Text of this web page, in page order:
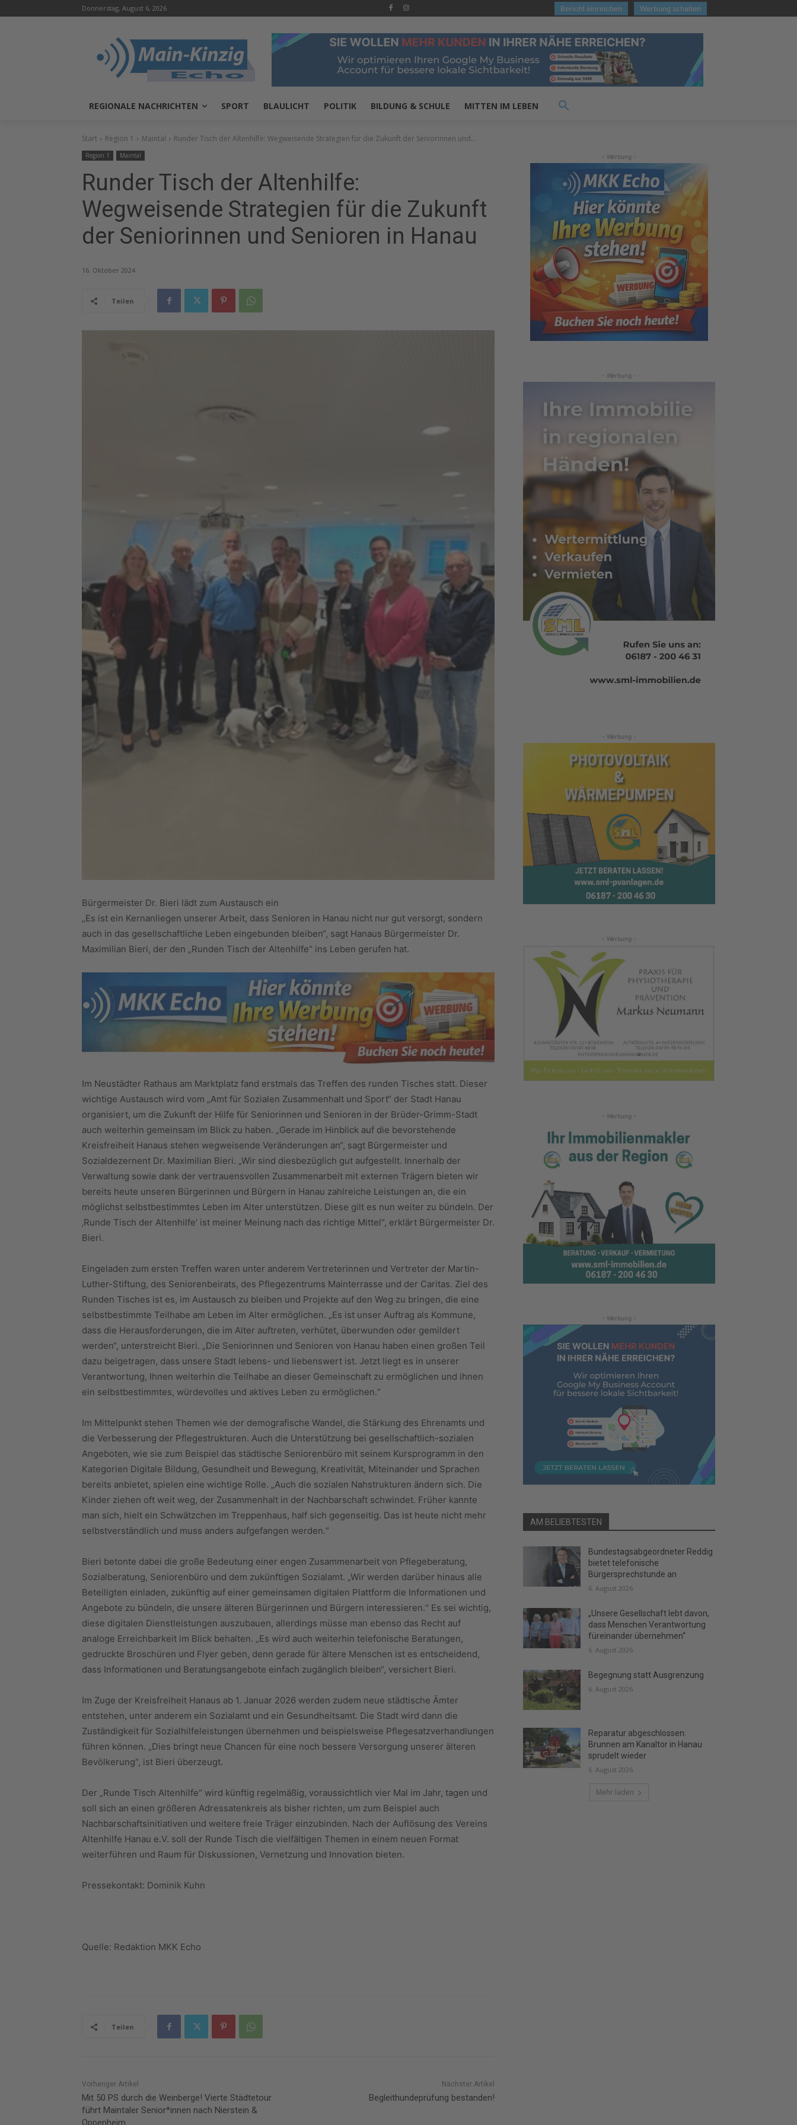
Donnerstag, August 6, 2026 Bericht einreichen Werbung schalten
REGIONALE NACHRICHTEN SPORT BLAULICHT POLITIK BILDUNG & SCHULE MITTEN IM LEBEN
Start Region 1 Maintal Runder Tisch der Altenhilfe: Wegweisende Strategien für die Zukunft der Seniorinnen und...
Region 1 Maintal
Runder Tisch der Altenhilfe:
Wegweisende Strategien für die Zukunft
der Seniorinnen und Senioren in Hanau
16. Oktober 2024
Teilen
Bürgermeister Dr. Bieri lädt zum Austausch ein
„Es ist ein Kernanliegen unserer Arbeit, dass Senioren in Hanau nicht nur gut versorgt, sondern
auch in das gesellschaftliche Leben eingebunden bleiben“, sagt Hanaus Bürgermeister Dr.
Maximilian Bieri, der den „Runden Tisch der Altenhilfe“ ins Leben gerufen hat.
Im Neustädter Rathaus am Marktplatz fand erstmals das Treffen des runden Tisches statt. Dieser
wichtige Austausch wird vom „Amt für Sozialen Zusammenhalt und Sport“ der Stadt Hanau
organisiert, um die Zukunft der Hilfe für Seniorinnen und Senioren in der Brüder-Grimm-Stadt
auch weiterhin gemeinsam im Blick zu haben. „Gerade im Hinblick auf die bevorstehende
Kreisfreiheit Hanaus stehen wegweisende Veränderungen an“, sagt Bürgermeister und
Sozialdezernent Dr. Maximilian Bieri. „Wir sind diesbezüglich gut aufgestellt. Innerhalb der
Verwaltung sowie dank der vertrauensvollen Zusammenarbeit mit externen Trägern bieten wir
bereits heute unseren Bürgerinnen und Bürgern in Hanau zahlreiche Leistungen an, die ein
möglichst selbstbestimmtes Leben im Alter unterstützen. Diese gilt es nun weiter zu bündeln. Der
‚Runde Tisch der Altenhilfe‘ ist meiner Meinung nach das richtige Mittel“, erklärt Bürgermeister Dr.
Bieri.
Eingeladen zum ersten Treffen waren unter anderem Vertreterinnen und Vertreter der Martin-
Luther-Stiftung, des Seniorenbeirats, des Pflegezentrums Mainterrasse und der Caritas. Ziel des
Runden Tisches ist es, im Austausch zu bleiben und Projekte auf den Weg zu bringen, die eine
selbstbestimmte Teilhabe am Leben im Alter ermöglichen. „Es ist unser Auftrag als Kommune,
dass die Herausforderungen, die im Alter auftreten, verhütet, überwunden oder gemildert
werden“, unterstreicht Bieri. „Die Seniorinnen und Senioren von Hanau haben einen großen Teil
dazu beigetragen, dass unsere Stadt lebens- und liebenswert ist. Jetzt liegt es in unserer
Verantwortung, Ihnen weiterhin die Teilhabe an dieser Gemeinschaft zu ermöglichen und ihnen
ein selbstbestimmtes, würdevolles und aktives Leben zu ermöglichen.“
Im Mittelpunkt stehen Themen wie der demografische Wandel, die Stärkung des Ehrenamts und
die Verbesserung der Pflegestrukturen. Auch die Unterstützung bei gesellschaftlich-sozialen
Angeboten, wie sie zum Beispiel das städtische Seniorenbüro mit seinem Kursprogramm in den
Kategorien Digitale Bildung, Gesundheit und Bewegung, Kreativität, Miteinander und Sprachen
bereits anbietet, spielen eine wichtige Rolle. „Auch die sozialen Nahstrukturen ändern sich. Die
Kinder ziehen oft weit weg, der Zusammenhalt in der Nachbarschaft schwindet. Früher kannte
man sich, hielt ein Schwätzchen im Treppenhaus, half sich gegenseitig. Das ist heute nicht mehr
selbstverständlich und muss anders aufgefangen werden.“
Bieri betonte dabei die große Bedeutung einer engen Zusammenarbeit von Pflegeberatung,
Sozialberatung, Seniorenbüro und dem zukünftigen Sozialamt. „Wir werden darüber hinaus alle
Beteiligten einladen, zukünftig auf einer gemeinsamen digitalen Plattform die Informationen und
Angebote zu bündeln, die unsere älteren Bürgerinnen und Bürgern interessieren.“ Es sei wichtig,
diese digitalen Dienstleistungen auszubauen, allerdings müsse man ebenso das Recht auf
analoge Erreichbarkeit im Blick behalten. „Es wird auch weiterhin telefonische Beratungen,
gedruckte Broschüren und Flyer geben, denn gerade für ältere Menschen ist es entscheidend,
dass Informationen und Beratungsangebote einfach zugänglich bleiben“, versichert Bieri.
Im Zuge der Kreisfreiheit Hanaus ab 1. Januar 2026 werden zudem neue städtische Ämter
entstehen, unter anderem ein Sozialamt und ein Gesundheitsamt. Die Stadt wird dann die
Zuständigkeit für Sozialhilfeleistungen übernehmen und beispielsweise Pflegesatzverhandlungen
führen können. „Dies bringt neue Chancen für eine noch bessere Versorgung unserer älteren
Bevölkerung“, ist Bieri überzeugt.
Der „Runde Tisch Altenhilfe“ wird künftig regelmäßig, voraussichtlich vier Mal im Jahr, tagen und
soll sich an einen größeren Adressatenkreis als bisher richten, um zum Beispiel auch
Nachbarschaftsinitiativen und weitere freie Träger einzubinden. Nach der Auflösung des Vereins
Altenhilfe Hanau e.V. soll der Runde Tisch die vielfältigen Themen in einem neuen Format
weiterführen und Raum für Diskussionen, Vernetzung und Innovation bieten.
Pressekontakt: Dominik Kuhn
Quelle: Redaktion MKK Echo
Teilen
Vorheriger Artikel
Mit 50 PS durch die Weinberge! Vierte Städtetour
führt Maintaler Senior*innen nach Nierstein &
Oppenheim
Nächster Artikel
Begleithundeprüfung bestanden!
- Werbung -
- Werbung -
- Werbung -
- Werbung -
- Werbung -
- Werbung -
AM BELIEBTESTEN
Bundestagsabgeordneter Reddig
bietet telefonische
Bürgersprechstunde an
6. August 2026
„Unsere Gesellschaft lebt davon,
dass Menschen Verantwortung
füreinander übernehmen“
6. August 2026
Begegnung statt Ausgrenzung
6. August 2026
Reparatur abgeschlossen:
Brunnen am Kanaltor in Hanau
sprudelt wieder
6. August 2026
Mehr laden